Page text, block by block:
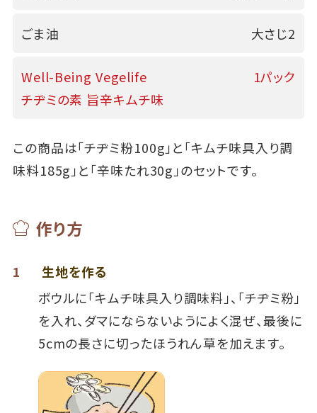
ごま油 大さじ2
Well-Being Vegelife
チヂミの素 旨辛キムチ味
1パック
この商品は「チヂミ粉100g」と「キムチ味具入り調
味料185g」と「辛味たれ30g」のセットです。
作り方
1
生地を作る
ボウルに「キムチ味具入り調味料」、「チヂミ粉」
を入れ、ダマにならないようによく混ぜ、最後に
5cmの長さに切ったほうれん草を加えます。